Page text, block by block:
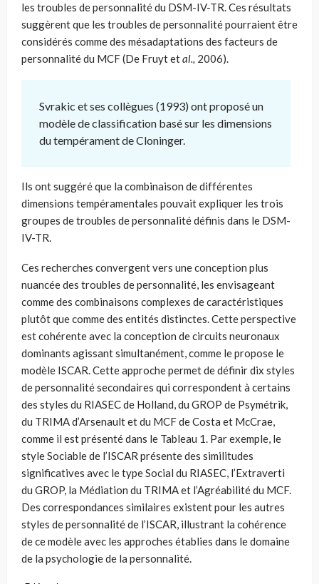
les troubles de personnalité du DSM-IV-TR. Ces résultats
suggèrent que les troubles de personnalité pourraient être
considérés comme des mésadaptations des facteurs de
personnalité du MCF (De Fruyt etal., 2006).
Svrakic et ses collègues (1993) ont proposé un
modèle de classification basé sur les dimensions
du tempérament de Cloninger.
Ils ont suggéré que la combinaison de différentes
dimensions tempéramentales pouvait expliquer les trois
groupes de troubles de personnalité définis dans le DSM-
IV-TR.
Ces recherches convergent vers une conception plus
nuancée des troubles de personnalité, les envisageant
comme des combinaisons complexes de caractéristiques
plutôt que comme des entités distinctes. Cette perspective
est cohérente avec la conception de circuits neuronaux
dominants agissant simultanément, comme le propose le
modèle ISCAR. Cette approche permet de définir dix styles
de personnalité secondaires qui correspondent à certains
des styles du RIASEC de Holland, du GROP de Psymétrik,
du TRIMA d’Arsenault et du MCF de Costa et McCrae,
comme il est présenté dans le Tableau 1. Par exemple, le
style Sociable de l’ISCAR présente des similitudes
significatives avec le type Social du RIASEC, l’Extraverti
du GROP, la Médiation du TRIMA et l’Agréabilité du MCF.
Des correspondances similaires existent pour les autres
styles de personnalité de l’ISCAR, illustrant la cohérence
de ce modèle avec les approches établies dans le domaine
de la psychologie de la personnalité.